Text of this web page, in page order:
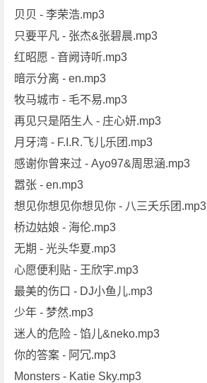
贝贝 - 李荣浩.mp3
只要平凡 - 张杰&张碧晨.mp3
红昭愿 - 音阙诗听.mp3
暗示分离 - en.mp3
牧马城市 - 毛不易.mp3
再见只是陌生人 - 庄心妍.mp3
月牙湾 - F.I.R.飞儿乐团.mp3
感谢你曾来过 - Ayo97&周思涵.mp3
嚣张 - en.mp3
想见你想见你想见你 - 八三夭乐团.mp3
桥边姑娘 - 海伦.mp3
无期 - 光头华夏.mp3
心愿便利贴 - 王欣宇.mp3
最美的伤口 - DJ小鱼儿.mp3
少年 - 梦然.mp3
迷人的危险 - 馅儿&neko.mp3
你的答案 - 阿冗.mp3
Monsters - Katie Sky.mp3